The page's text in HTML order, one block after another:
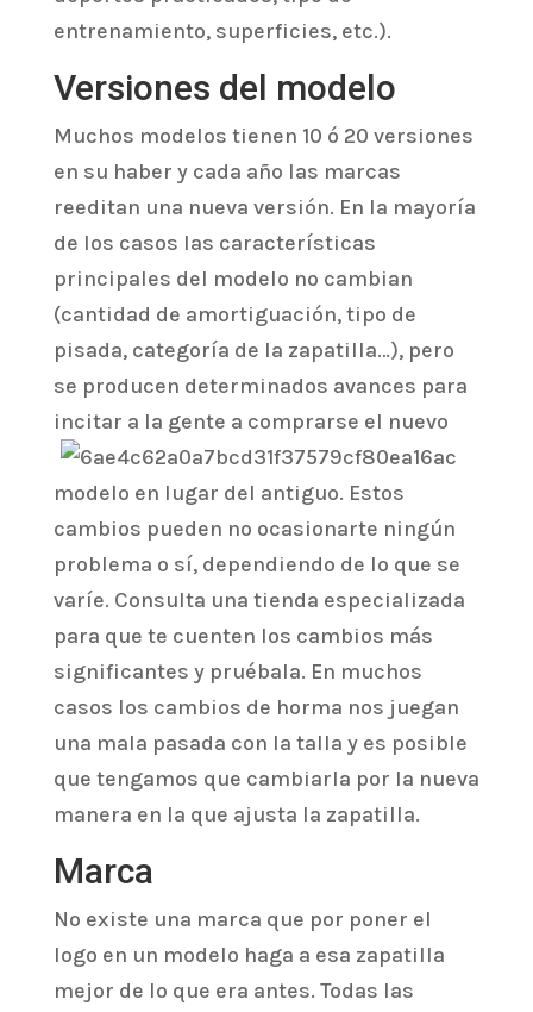
entrenamiento, superficies, etc.).
Versiones del modelo
Muchos modelos tienen 10 ó 20 versiones
en su haber y cada año las marcas
reeditan una nueva versión. En la mayoría
de los casos las características
principales del modelo no cambian
(cantidad de amortiguación, tipo de
pisada, categoría de la zapatilla…), pero
se producen determinados avances para
incitar a la gente a comprarse el nuevo
modelo en lugar del antiguo. Estos
cambios pueden no ocasionarte ningún
problema o sí, dependiendo de lo que se
varíe. Consulta una tienda especializada
para que te cuenten los cambios más
significantes y pruébala. En muchos
casos los cambios de horma nos juegan
una mala pasada con la talla y es posible
que tengamos que cambiarla por la nueva
manera en la que ajusta la zapatilla.
Marca
No existe una marca que por poner el
logo en un modelo haga a esa zapatilla
mejor de lo que era antes. Todas las